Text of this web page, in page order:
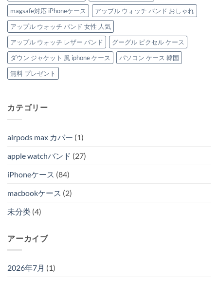
magsafe対応 iPhoneケース
アップル ウォッチ バンド おしゃれ
アップル ウォッチ バンド 女性 人気
アップル ウォッチ レザー バンド
グーグル ピクセル ケース
ダウン ジャケット 風 iphone ケース
パソコン ケース 韓国
無料 プレゼント
カテゴリー
airpods max カバー (1)
apple watchバンド (27)
iPhoneケース (84)
macbookケース (2)
未分类 (4)
アーカイブ
2026年7月 (1)